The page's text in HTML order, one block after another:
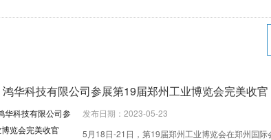
华科技有限公司参展第19届郑州工业博览会完美收官
发布日期：2023-05-23
5月18日-21日，第19届郑州工业博览会在郑州国